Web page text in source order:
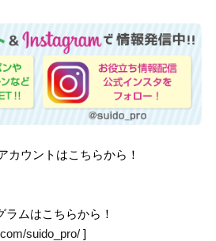
ウントはこちらから！
ムはこちらから！
suido_pro/ ]